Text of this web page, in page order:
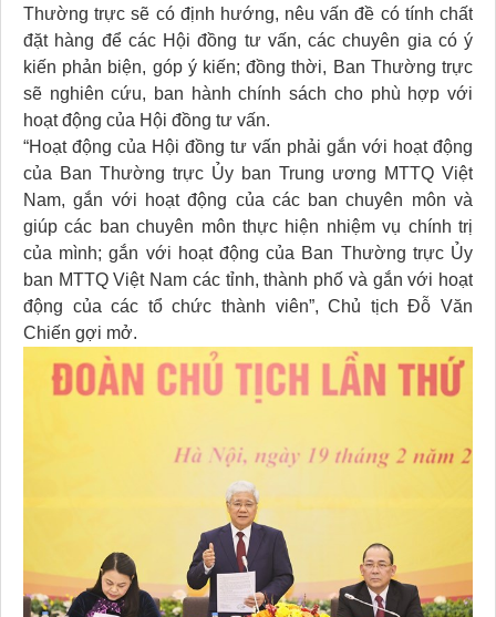
Thường trực sẽ có định hướng, nêu vấn đề có tính chất
đặt hàng để các Hội đồng tư vấn, các chuyên gia có ý
kiến phản biện, góp ý kiến; đồng thời, Ban Thường trực
sẽ nghiên cứu, ban hành chính sách cho phù hợp với
hoạt động của Hội đồng tư vấn.
“Hoạt động của Hội đồng tư vấn phải gắn với hoạt động
của Ban Thường trực Ủy ban Trung ương MTTQ Việt
Nam, gắn với hoạt động của các ban chuyên môn và
giúp các ban chuyên môn thực hiện nhiệm vụ chính trị
của mình; gắn với hoạt động của Ban Thường trực Ủy
ban MTTQ Việt Nam các tỉnh, thành phố và gắn với hoạt
động của các tổ chức thành viên”, Chủ tịch Đỗ Văn
Chiến gợi mở.